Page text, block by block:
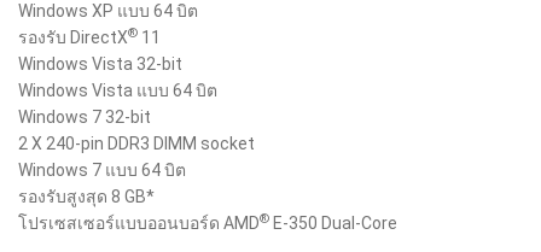
Windows XP แบบ 64 บิต
รองรับ DirectX® 11
Windows Vista 32-bit
Windows Vista แบบ 64 บิต
Windows 7 32-bit
2 X 240-pin DDR3 DIMM socket
Windows 7 แบบ 64 บิต
รองรับสูงสุด 8 GB*
โปรเซสเซอร์แบบออนบอร์ด AMD® E-350 Dual-Core